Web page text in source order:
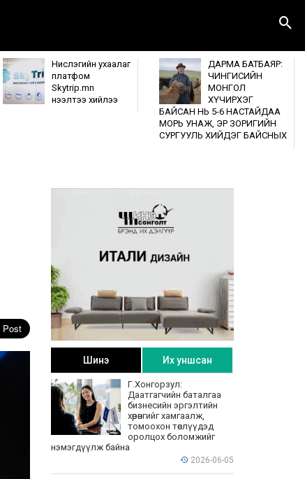
Нислэгийн ухаалаг
платфом
Skytrip.mn
нээлтээ хийлээ
ДАРМА БАТБАЯР:
ЧИНГИСИЙН
МОНГОЛ
ХҮЧИРХЭГ
БАЙСАН НЬ 5-6 НАСТАЙДАА
МОРЬ УНАЖ, ЭР ЗОРИГИЙН
СУРГУУЛЬ ХИЙДЭГ БАЙСНЫХ
Шинэ Их уншсан
Г.Хонгорзул:
Даатгагчийн баталгаа
бизнесийн эргэлтийн
хөрөнгийг хамгаалж,
томоохон төслүүдэд
оролцох боломжийг
нэмэгдүүлж байна
2026-06-05